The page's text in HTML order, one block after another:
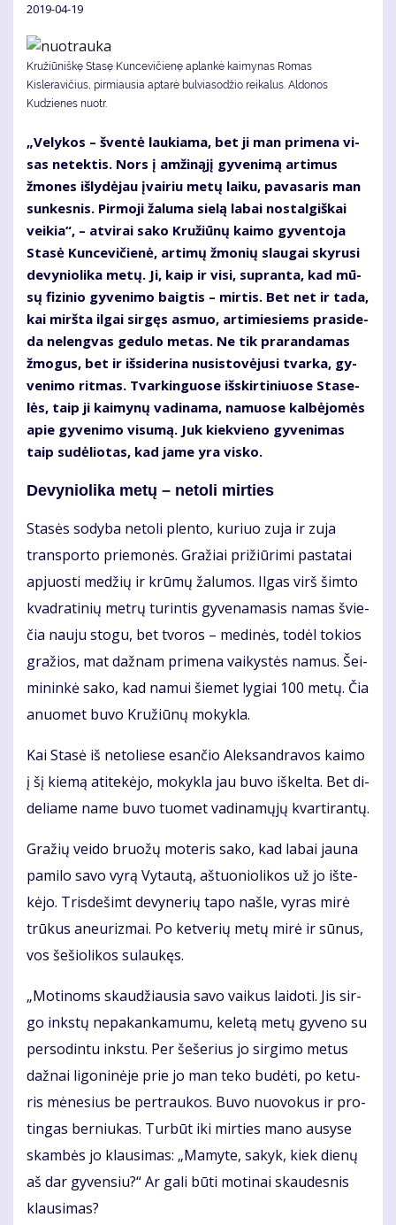
2019-04-19
Kružiūniškę Stasę Kuncevičienę aplankė kaimynas Romas
Kisleravičius, pirmiausia aptarė bulviasodžio reikalus. Aldonos
Kudzienes nuotr.
„Ve­ly­kos – šven­tė lau­kia­ma, bet ji man pri­me­na vi­
sas ne­tek­tis. Nors į am­ži­ną­jį gy­ve­ni­mą ar­ti­mus
žmo­nes iš­ly­dė­jau įvai­riu me­tų lai­ku, pa­va­sa­ris man
sun­kes­nis. Pir­mo­ji ža­lu­ma sie­lą la­bai nos­tal­giš­kai
vei­kia“, – at­vi­rai sa­ko Kru­žiū­nų kai­mo gy­ven­to­ja
Sta­sė Kun­ce­vi­čie­nė, ar­ti­mų žmo­nių slau­gai sky­ru­si
de­vy­nio­li­ka me­tų. Ji, kaip ir vi­si, su­pran­ta, kad mū­
sų fi­zi­nio gy­ve­ni­mo baig­tis – mir­tis. Bet net ir ta­da,
kai mirš­ta il­gai sir­gęs as­muo, ar­ti­mie­siems pra­si­de­
da ne­leng­vas ge­du­lo me­tas. Ne tik pra­ran­da­mas
žmo­gus, bet ir iš­si­de­ri­na nu­si­sto­vė­ju­si tvar­ka, gy­
ve­ni­mo rit­mas. Tvar­kin­guo­se iš­skir­ti­niuo­se Sta­se­
lės, taip ji kai­my­nų va­di­na­ma, na­muo­se kal­bė­jo­mės
apie gy­ve­ni­mo vi­su­mą. Juk kiek­vie­no gy­ve­ni­mas
taip su­dė­lio­tas, kad ja­me yra vis­ko.
De­vy­nio­li­ka me­tų – ne­to­li mir­ties
Sta­sės so­dy­ba ne­to­li plen­to, ku­riuo zu­ja ir zu­ja
trans­por­to prie­mo­nės. Gra­žiai pri­žiū­ri­mi pa­sta­tai
ap­juos­ti me­džių ir krū­mų ža­lu­mos. Il­gas virš šim­to
kvad­ra­ti­nių met­rų tu­rin­tis gy­ve­na­ma­sis na­mas švie­
čia nau­ju sto­gu, bet tvo­ros – me­di­nės, to­dėl to­kios
gra­žios, mat daž­nam pri­me­na vai­kys­tės na­mus. Šei­
mi­nin­kė sa­ko, kad na­mui šie­met ly­giai 100 me­tų. Čia
anuo­met bu­vo Kru­žiū­nų mo­kyk­la.
Kai Sta­sė iš ne­to­lie­se esan­čio Alek­san­dra­vos kai­mo
į šį kie­mą ati­te­kė­jo, mo­kyk­la jau bu­vo iš­kel­ta. Bet di­
de­lia­me na­me bu­vo tuo­met va­di­na­mų­jų kvar­ti­ran­tų.
Gra­žių vei­do bruo­žų mo­te­ris sa­ko, kad la­bai jau­na
pa­mi­lo sa­vo vy­rą Vy­tau­tą, aš­tuo­nio­li­kos už jo iš­te­
kė­jo. Tris­de­šimt de­vy­ne­rių ta­po naš­le, vy­ras mi­rė
trū­kus aneu­riz­mai. Po ket­ve­rių me­tų mi­rė ir sū­nus,
vos še­šio­li­kos su­lau­kęs.
„Mo­ti­noms skau­džiau­sia sa­vo vai­kus lai­do­ti. Jis sir­
go inks­tų ne­pa­kan­ka­mu­mu, ke­le­tą me­tų gy­ve­no su
per­so­din­tu inks­tu. Per še­še­rius jo sir­gi­mo me­tus
daž­nai li­go­ni­nė­je prie jo man te­ko bu­dė­ti, po ke­tu­
ris mė­ne­sius be per­trau­kos. Bu­vo nuo­vo­kus ir pro­
tin­gas ber­niu­kas. Tur­būt iki mir­ties ma­no au­sy­se
skam­bės jo klau­si­mas: „Ma­my­te, sa­kyk, kiek die­nų
aš dar gy­ven­siu?“ Ar ga­li bū­ti mo­ti­nai skau­des­nis
klau­si­mas?